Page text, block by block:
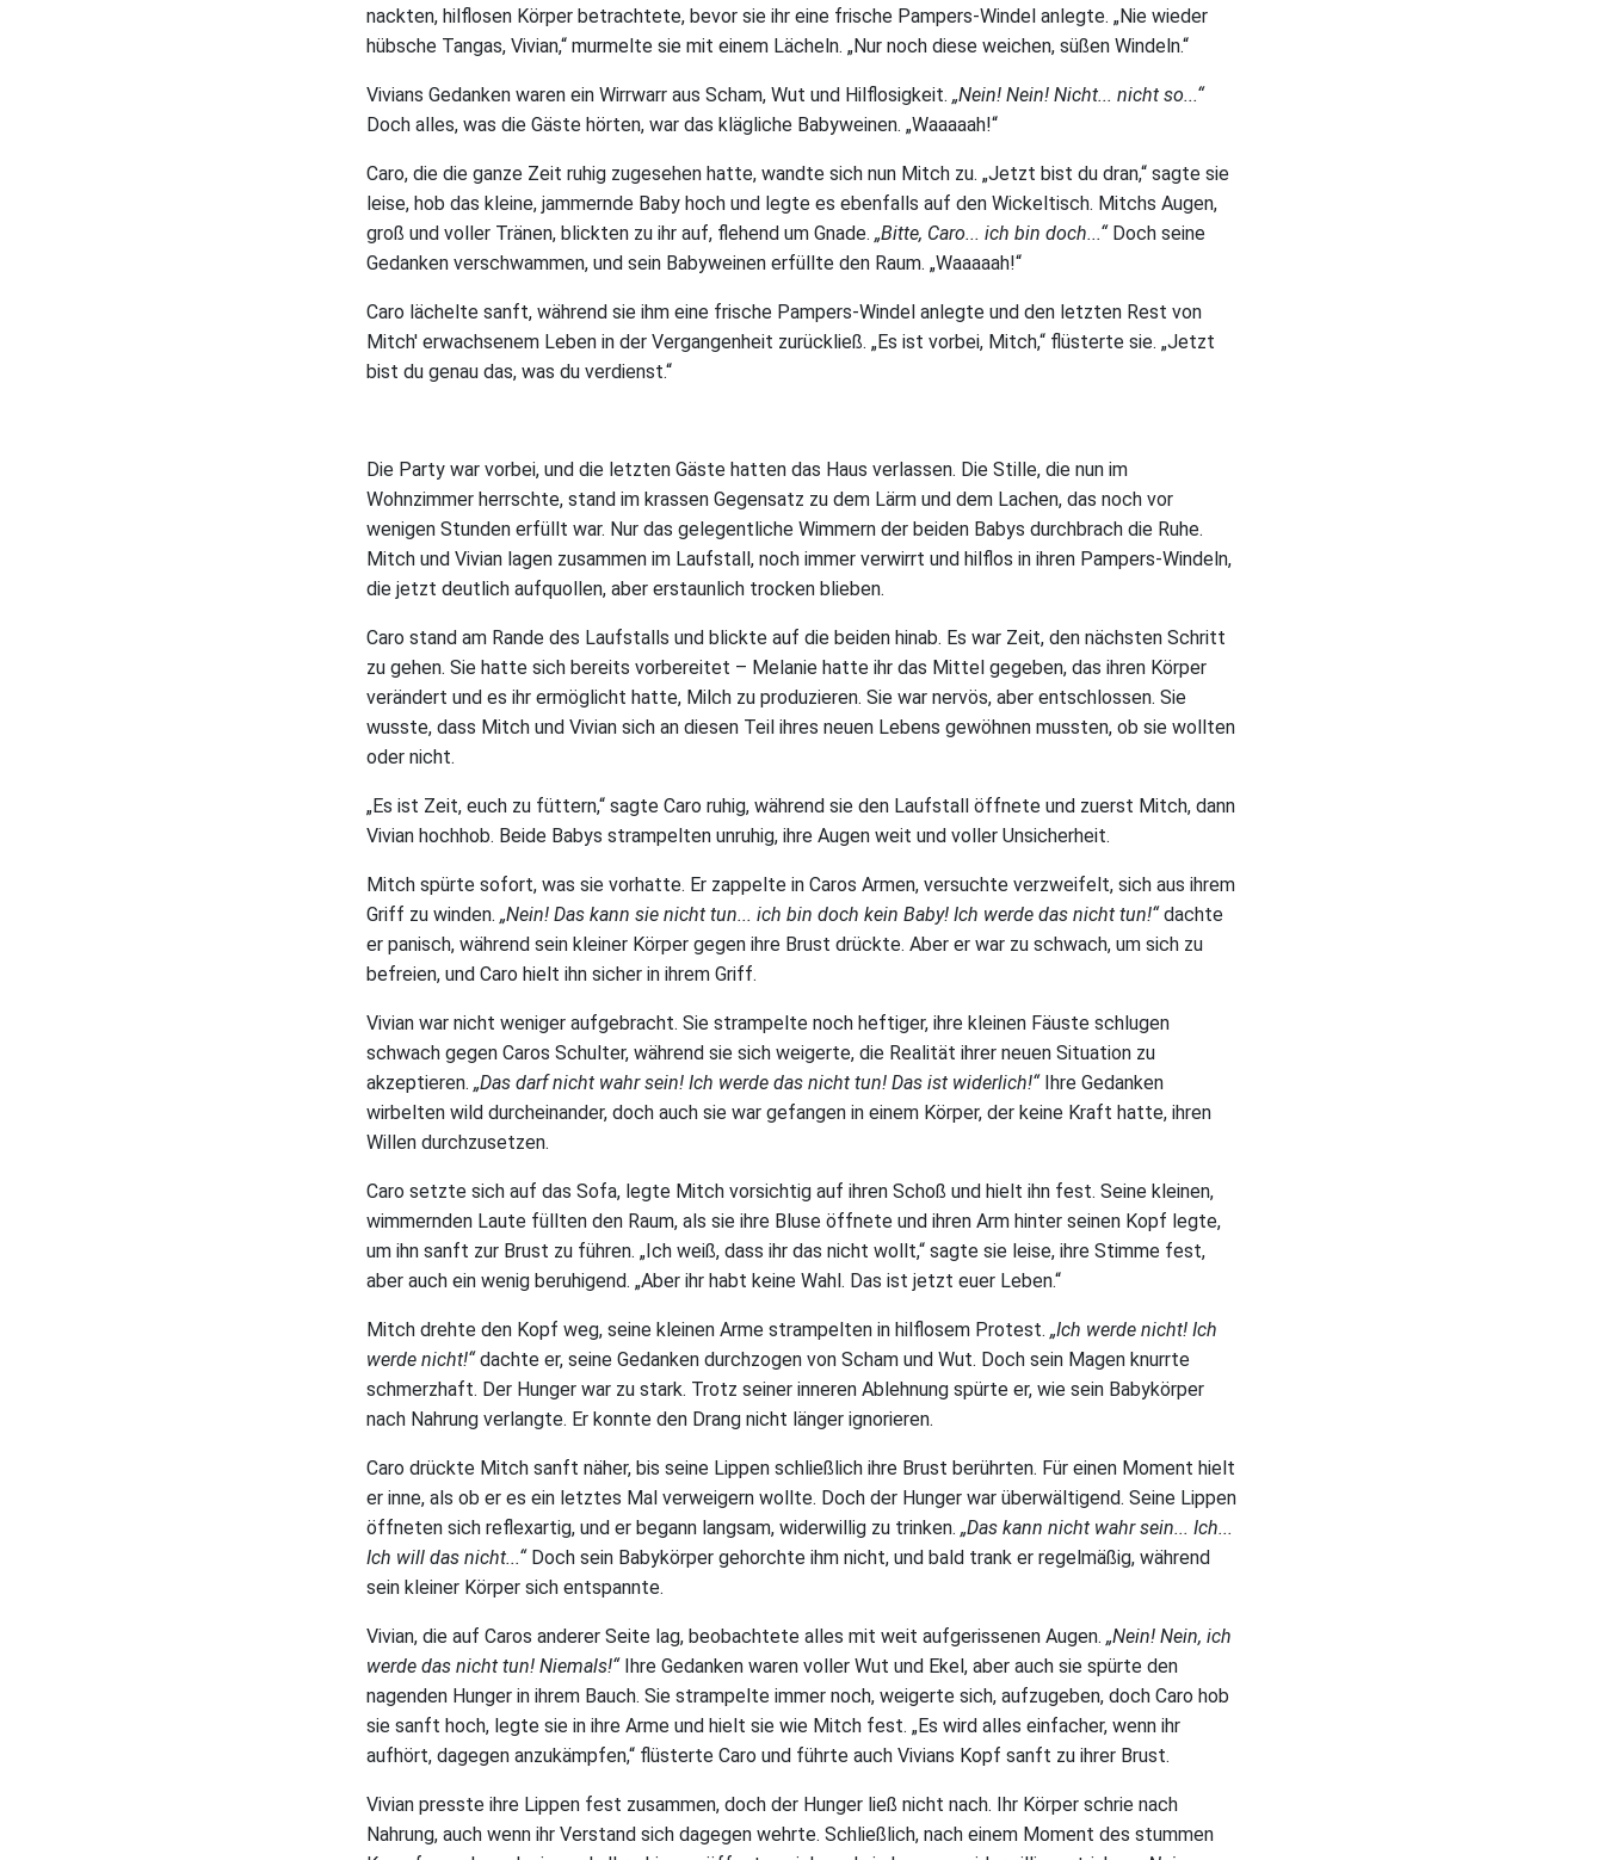
nackten, hilflosen Körper betrachtete, bevor sie ihr eine frische Pampers-Windel anlegte. „Nie wieder
hübsche Tangas, Vivian,“ murmelte sie mit einem Lächeln. „Nur noch diese weichen, süßen Windeln.“
Vivians Gedanken waren ein Wirrwarr aus Scham, Wut und Hilflosigkeit. „Nein! Nein! Nicht... nicht so...“
Doch alles, was die Gäste hörten, war das klägliche Babyweinen. „Waaaaah!“
Caro, die die ganze Zeit ruhig zugesehen hatte, wandte sich nun Mitch zu. „Jetzt bist du dran,“ sagte sie
leise, hob das kleine, jammernde Baby hoch und legte es ebenfalls auf den Wickeltisch. Mitchs Augen,
groß und voller Tränen, blickten zu ihr auf, flehend um Gnade. „Bitte, Caro... ich bin doch...“Doch seine
Gedanken verschwammen, und sein Babyweinen erfüllte den Raum. „Waaaaah!“
Caro lächelte sanft, während sie ihm eine frische Pampers-Windel anlegte und den letzten Rest von
Mitch' erwachsenem Leben in der Vergangenheit zurückließ. „Es ist vorbei, Mitch,“ flüsterte sie. „Jetzt
bist du genau das, was du verdienst.“
Die Party war vorbei, und die letzten Gäste hatten das Haus verlassen. Die Stille, die nun im
Wohnzimmer herrschte, stand im krassen Gegensatz zu dem Lärm und dem Lachen, das noch vor
wenigen Stunden erfüllt war. Nur das gelegentliche Wimmern der beiden Babys durchbrach die Ruhe.
Mitch und Vivian lagen zusammen im Laufstall, noch immer verwirrt und hilflos in ihren Pampers-Windeln,
die jetzt deutlich aufquollen, aber erstaunlich trocken blieben.
Caro stand am Rande des Laufstalls und blickte auf die beiden hinab. Es war Zeit, den nächsten Schritt
zu gehen. Sie hatte sich bereits vorbereitet – Melanie hatte ihr das Mittel gegeben, das ihren Körper
verändert und es ihr ermöglicht hatte, Milch zu produzieren. Sie war nervös, aber entschlossen. Sie
wusste, dass Mitch und Vivian sich an diesen Teil ihres neuen Lebens gewöhnen mussten, ob sie wollten
oder nicht.
„Es ist Zeit, euch zu füttern,“ sagte Caro ruhig, während sie den Laufstall öffnete und zuerst Mitch, dann
Vivian hochhob. Beide Babys strampelten unruhig, ihre Augen weit und voller Unsicherheit.
Mitch spürte sofort, was sie vorhatte. Er zappelte in Caros Armen, versuchte verzweifelt, sich aus ihrem
Griff zu winden. „Nein! Das kann sie nicht tun... ich bin doch kein Baby! Ich werde das nicht tun!“dachte
er panisch, während sein kleiner Körper gegen ihre Brust drückte. Aber er war zu schwach, um sich zu
befreien, und Caro hielt ihn sicher in ihrem Griff.
Vivian war nicht weniger aufgebracht. Sie strampelte noch heftiger, ihre kleinen Fäuste schlugen
schwach gegen Caros Schulter, während sie sich weigerte, die Realität ihrer neuen Situation zu
akzeptieren. „Das darf nicht wahr sein! Ich werde das nicht tun! Das ist widerlich!“Ihre Gedanken
wirbelten wild durcheinander, doch auch sie war gefangen in einem Körper, der keine Kraft hatte, ihren
Willen durchzusetzen.
Caro setzte sich auf das Sofa, legte Mitch vorsichtig auf ihren Schoß und hielt ihn fest. Seine kleinen,
wimmernden Laute füllten den Raum, als sie ihre Bluse öffnete und ihren Arm hinter seinen Kopf legte,
um ihn sanft zur Brust zu führen. „Ich weiß, dass ihr das nicht wollt,“ sagte sie leise, ihre Stimme fest,
aber auch ein wenig beruhigend. „Aber ihr habt keine Wahl. Das ist jetzt euer Leben.“
Mitch drehte den Kopf weg, seine kleinen Arme strampelten in hilflosem Protest. „Ich werde nicht! Ich
werde nicht!“dachte er, seine Gedanken durchzogen von Scham und Wut. Doch sein Magen knurrte
schmerzhaft. Der Hunger war zu stark. Trotz seiner inneren Ablehnung spürte er, wie sein Babykörper
nach Nahrung verlangte. Er konnte den Drang nicht länger ignorieren.
Caro drückte Mitch sanft näher, bis seine Lippen schließlich ihre Brust berührten. Für einen Moment hielt
er inne, als ob er es ein letztes Mal verweigern wollte. Doch der Hunger war überwältigend. Seine Lippen
öffneten sich reflexartig, und er begann langsam, widerwillig zu trinken. „Das kann nicht wahr sein... Ich...
Ich will das nicht...“Doch sein Babykörper gehorchte ihm nicht, und bald trank er regelmäßig, während
sein kleiner Körper sich entspannte.
Vivian, die auf Caros anderer Seite lag, beobachtete alles mit weit aufgerissenen Augen. „Nein! Nein, ich
werde das nicht tun! Niemals!“Ihre Gedanken waren voller Wut und Ekel, aber auch sie spürte den
nagenden Hunger in ihrem Bauch. Sie strampelte immer noch, weigerte sich, aufzugeben, doch Caro hob
sie sanft hoch, legte sie in ihre Arme und hielt sie wie Mitch fest. „Es wird alles einfacher, wenn ihr
aufhört, dagegen anzukämpfen,“ flüsterte Caro und führte auch Vivians Kopf sanft zu ihrer Brust.
Vivian presste ihre Lippen fest zusammen, doch der Hunger ließ nicht nach. Ihr Körper schrie nach
Nahrung, auch wenn ihr Verstand sich dagegen wehrte. Schließlich, nach einem Moment des stummen